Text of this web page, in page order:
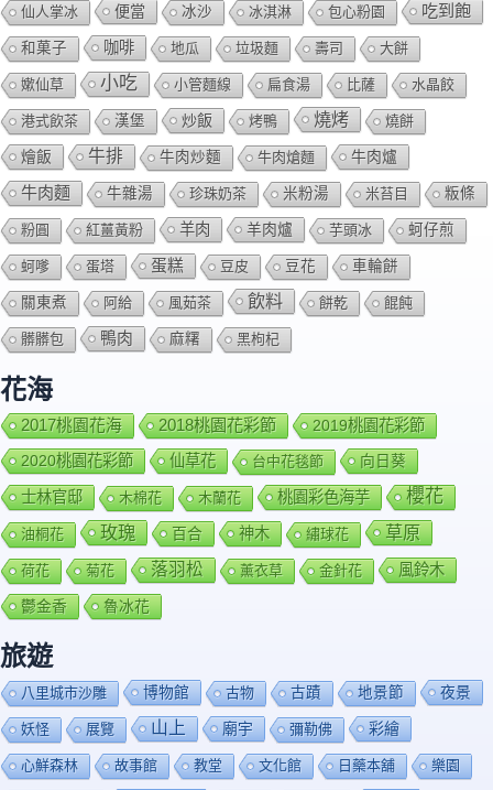
仙人掌冰 便當 冰沙 冰淇淋 包心粉園 吃到飽
和菓子 咖啡 地瓜 垃圾麵 壽司 大餅
嫰仙草 小吃 小管麵線 扁食湯 比薩 水晶餃
港式飲茶 漢堡 炒飯 烤鴨 燒烤 燒餅
燴飯 牛排 牛肉炒麵 牛肉熗麵 牛肉爐
牛肉麵 牛雜湯 珍珠奶茶 米粉湯 米苔目 粄條
粉圓 紅薑黃粉 羊肉 羊肉爐 芋頭冰 蚵仔煎
蚵嗲 蛋塔 蛋糕 豆皮 豆花 車輪餅
關東煮 阿給 風茹茶 飲料 餅乾 餛飩
髒髒包 鴨肉 麻糬 黑枸杞
花海
2017桃園花海 2018桃園花彩節
2019桃園花彩節
2020桃園花彩節
仙草花 台中花毯節 向日葵
士林官邸 木棉花 木蘭花 桃園彩色海芋 櫻花
油桐花 玫瑰 百合 神木 繡球花 草原
荷花 菊花 落羽松 薰衣草 金針花 風鈴木
鬱金香 魯冰花
旅遊
八里城市沙雕 博物館 古物 古蹟 地景節 夜景
妖怪 展覽 山上 廟宇 彌勒佛 彩繪
心鮮森林 故事館 教堂 文化館 日藥本舖 樂園